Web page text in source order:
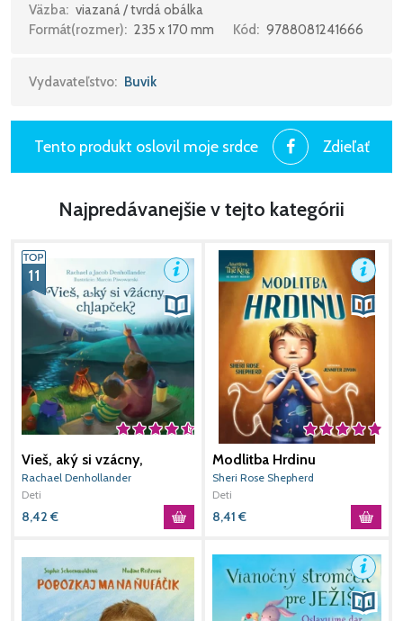
Väzba: viazaná / tvrdá obálka
Formát(rozmer): 235 x 170 mm Kód: 9788081241666
Vydavateľstvo: Buvik
Tento produkt oslovil moje srdce Zdieľať
Najpredávanejšie v tejto kategórii
11
Vieš, aký si vzácny,
chlapček?
Rachael Denhollander
Deti
8,42 €
Modlitba Hrdinu
Sheri Rose Shepherd
Deti
8,41 €